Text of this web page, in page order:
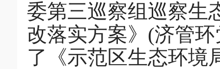
委第三巡察组巡察生
改落实方案》(济管
了《示范区生态环境